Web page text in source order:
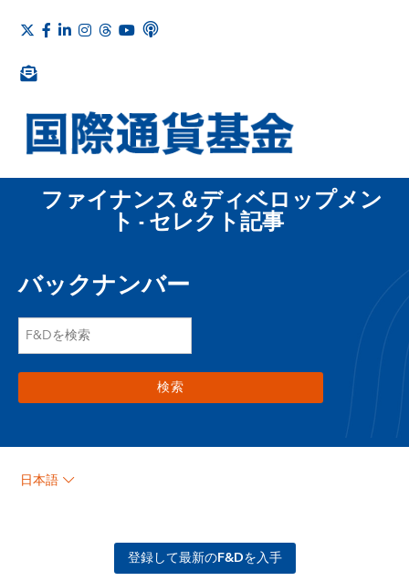
ファイナンス＆ディベロップメン
ト - セレクト記事
バックナンバー
日本語
登録して最新のF&Dを入手